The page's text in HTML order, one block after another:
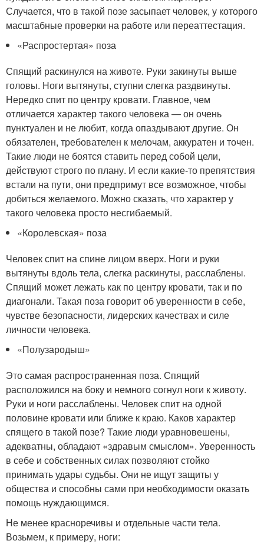
Случается, что в такой позе засыпает человек, у которого
масштабные проверки на работе или переаттестация.
«Распростертая» поза
Спящий раскинулся на животе. Руки закинуты выше
головы. Ноги вытянуты, ступни слегка раздвинуты.
Нередко спит по центру кровати. Главное, чем
отличается характер такого человека — он очень
пунктуален и не любит, когда опаздывают другие. Он
обязателен, требователен к мелочам, аккуратен и точен.
Такие люди не боятся ставить перед собой цели,
действуют строго по плану. И если какие-то препятствия
встали на пути, они предпримут все возможное, чтобы
добиться желаемого. Можно сказать, что характер у
такого человека просто несгибаемый.
«Королевская» поза
Человек спит на спине лицом вверх. Ноги и руки
вытянуты вдоль тела, слегка раскинуты, расслаблены.
Спящий может лежать как по центру кровати, так и по
диагонали. Такая поза говорит об уверенности в себе,
чувстве безопасности, лидерских качествах и силе
личности человека.
«Полузародыш»
Это самая распространенная поза. Спящий
расположился на боку и немного согнул ноги к животу.
Руки и ноги расслаблены. Человек спит на одной
половине кровати или ближе к краю. Каков характер
спящего в такой позе? Такие люди уравновешены,
адекватны, обладают «здравым смыслом». Уверенность
в себе и собственных силах позволяют стойко
принимать удары судьбы. Они не ищут защиты у
общества и способны сами при необходимости оказать
помощь нуждающимся.
Не менее красноречивы и отдельные части тела.
Возьмем, к примеру, ноги: